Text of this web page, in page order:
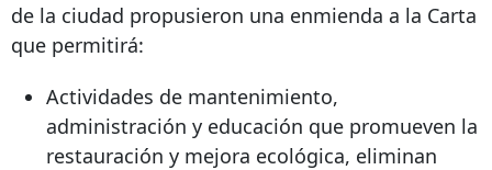
de la ciudad propusieron una enmienda a la Carta
que permitirá:
Actividades de mantenimiento,
administración y educación que promueven la
restauración y mejora ecológica, eliminan